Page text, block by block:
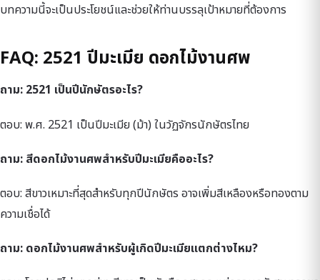
บทความนี้จะเป็นประโยชน์และช่วยให้ท่านบรรลุเป้าหมายที่ต้องการ
FAQ: 2521 ปีมะเมีย ดอกไม้งานศพ
ถาม: 2521 เป็นปีนักษัตรอะไร?
ตอบ: พ.ศ. 2521 เป็นปีมะเมีย (ม้า) ในวัฏจักรนักษัตรไทย
ถาม: สีดอกไม้งานศพสำหรับปีมะเมียคืออะไร?
ตอบ: สีขาวเหมาะที่สุดสำหรับทุกปีนักษัตร อาจเพิ่มสีเหลืองหรือทองตาม
ความเชื่อได้
ถาม: ดอกไม้งานศพสำหรับผู้เกิดปีมะเมียแตกต่างไหม?